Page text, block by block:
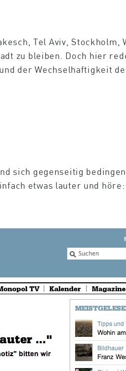
Tel Aviv,
zu bleiben. Doch hier
der Wechselhaftigkeit
sich gegenseitig
etwas lauter und höre: